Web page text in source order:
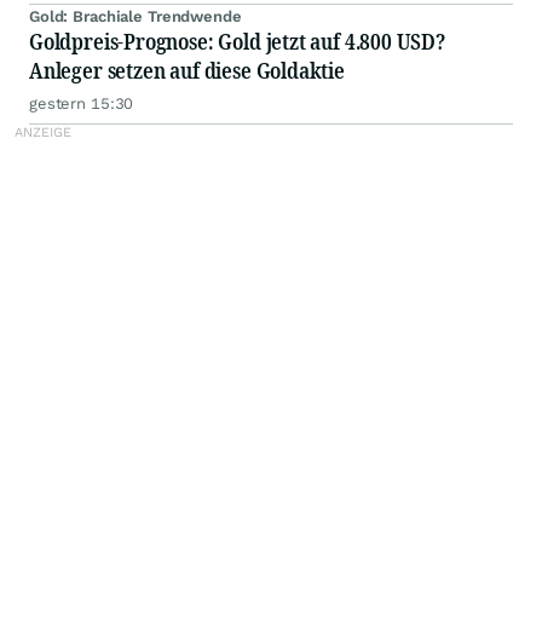
Gold: Brachiale Trendwende
Goldpreis-Prognose: Gold jetzt auf 4.800 USD?
Anleger setzen auf diese Goldaktie
gestern 15:30